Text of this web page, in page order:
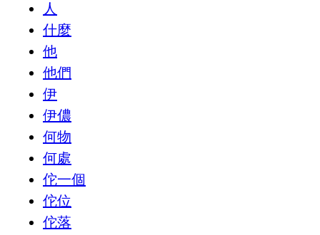
人
什麼
他
他們
伊
伊儂
何物
何處
佗一個
佗位
佗落